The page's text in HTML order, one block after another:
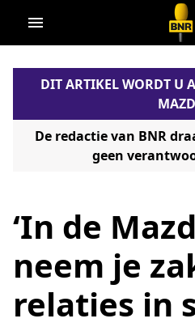
Direct
naar
deDIT ARTIKEL WORDT U
De redactie van BNR
geen
‘In de
neem je
relaties in